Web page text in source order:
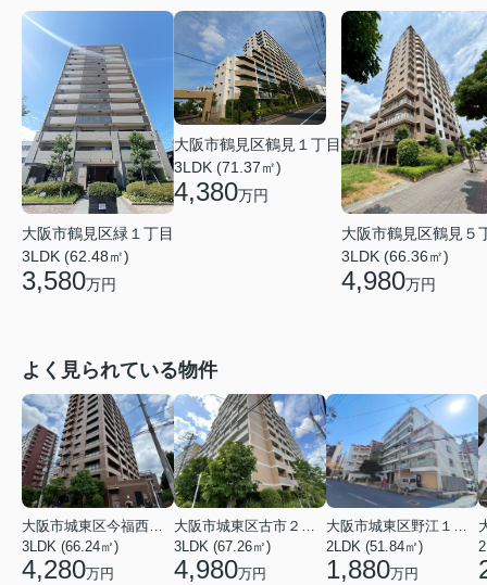
大阪市鶴見区緑１丁目
3LDK (62.48㎡)
3,580万円
大阪市鶴見区鶴見１丁目
3LDK (71.37㎡)
4,380万円
大阪市鶴見区鶴見５
3LDK (66.36㎡)
4,980万円
よく見られている物件
3LDK (66.24㎡)
4,280万円
3LDK (67.26㎡)
4,980万円
2LDK (51.84㎡)
1,880万円